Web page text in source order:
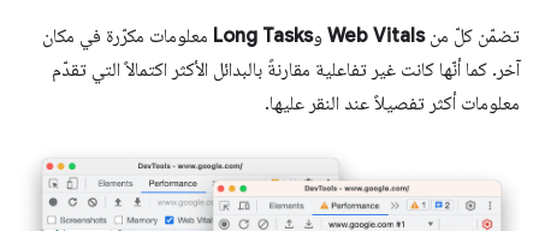
تضمّن كلّ منWeb Vitals وLong Tasks معلومات مكرّرة في مكان
آخر. كما أنّها كانت غير تفاعلية مقارنةً بالبدائل الأكثر اكتمالاً التي تقدّم
معلومات أكثر تفصيلاً عند النقر عليها.